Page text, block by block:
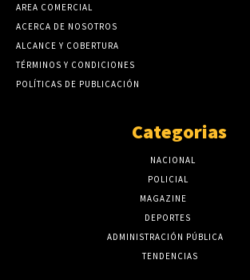
AREA COMERCIAL
ACERCA DE NOSOTROS
ALCANCE Y COBERTURA
TÉRMINOS Y CONDICIONES
POLÍTICAS DE PUBLICACIÓN
Categorias
NACIONAL
POLICIAL
MAGAZINE
DEPORTES
ADMINISTRACIÓN PÚBLICA
TENDENCIAS